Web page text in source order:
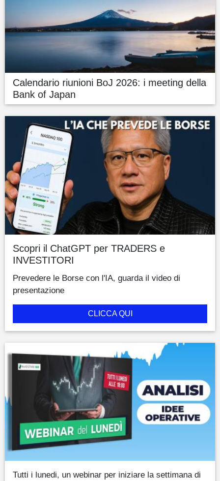
Calendario riunioni BoJ 2026: i meeting della
Bank of Japan
Scopri il ChatGPT per TRADERS e
INVESTITORI
Prevedere le Borse con l'IA, guarda il video di
presentazione
CLICCA QUI
Tutti i lunedi, un webinar per iniziare la settimana di